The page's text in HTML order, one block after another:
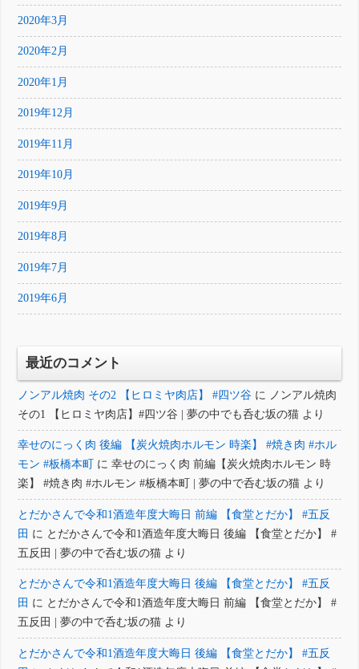
2020年3月
2020年2月
2020年1月
2019年12月
2019年11月
2019年10月
2019年9月
2019年8月
2019年7月
2019年6月
最近のコメント
ノンアル焼肉 その2 【ヒロミヤ肉店】 #四ツ谷 に
ノンアル焼肉
その1 【ヒロミヤ肉店】#四ツ谷 | 夢の中でも呑む坂の猫 より
幸せのにっく肉 後編 【炭火焼肉ホルモン 時楽】 #焼き肉 #ホル
モン #板橋本町
に幸せのにっく肉 前編【炭火焼肉ホルモン 時
楽】 #焼き肉 #ホルモン #板橋本町 | 夢の中で呑む坂の猫 より
とだかさんで令和1酒造年度大晦日 前編 【食堂とだか】 #五反
田 に とだかさんで令和1酒造年度大晦日 後編 【食堂とだか】 #
五反田 | 夢の中で呑む坂の猫 より
とだかさんで令和1酒造年度大晦日 後編 【食堂とだか】 #五反
田 に とだかさんで令和1酒造年度大晦日 前編 【食堂とだか】 #
五反田 | 夢の中で呑む坂の猫 より
とだかさんで令和1酒造年度大晦日 後編 【食堂とだか】 #五反